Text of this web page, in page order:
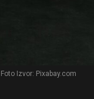
Foto Izvor: Pixabay.com